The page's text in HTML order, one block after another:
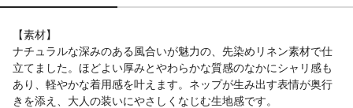
【素材】
ナチュラルな深みのある風合いが魅力の、先染めリネン素材で仕
立てました。ほどよい厚みとやわらかな質感のなかにシャリ感も
あり、軽やかな着用感を叶えます。ネップが生み出す表情が奥行
きを添え、大人の装いにやさしくなじむ生地感です。